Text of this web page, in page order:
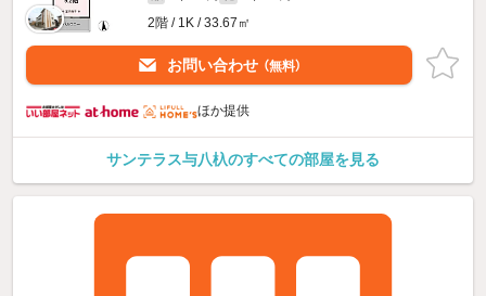
2階 / 1K / 33.67㎡
お問い合わせ （無料）
ほか提供
サンテラス与八杁のすべての部屋を見る